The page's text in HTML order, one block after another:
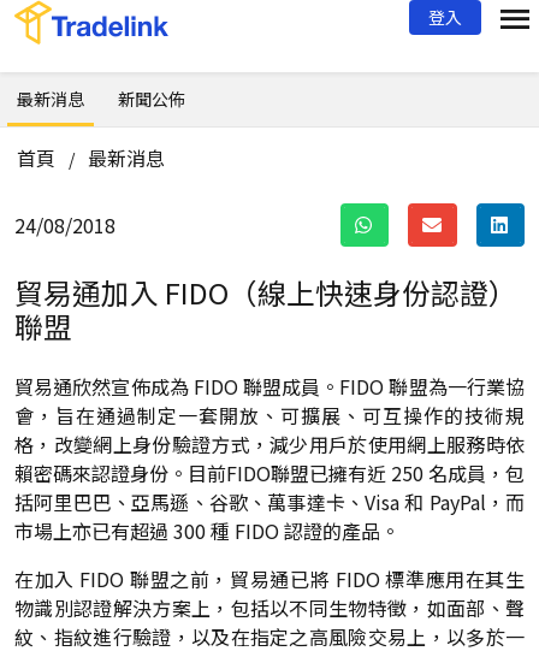
登入
最新消息 新聞公佈
首頁 / 最新消息
24/08/2018
貿易通加入 FIDO（線上快速身份認證）
聯盟
貿易通欣然宣佈成為 FIDO 聯盟成員。FIDO 聯盟為一行業協
會，旨在通過制定一套開放、可擴展、可互操作的技術規
格，改變網上身份驗證方式，減少用戶於使用網上服務時依
賴密碼來認證身份。目前FIDO聯盟已擁有近 250 名成員，包
括阿里巴巴、亞馬遜、谷歌、萬事達卡、Visa 和 PayPal，而
市場上亦已有超過 300 種 FIDO 認證的產品。
在加入 FIDO 聯盟之前，貿易通已將 FIDO 標準應用在其生
物識別認證解決方案上，包括以不同生物特徵，如面部、聲
紋、指紋進行驗證，以及在指定之高風險交易上，以多於一